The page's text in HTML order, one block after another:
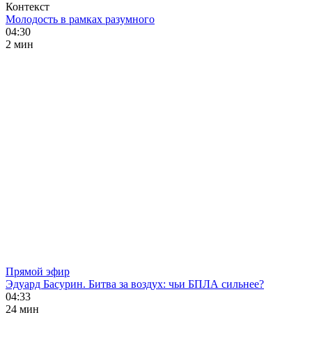
Контекст
Молодость в рамках разумного
04:30
2 мин
Прямой эфир
Эдуард Басурин. Битва за воздух: чьи БПЛА сильнее?
04:33
24 мин